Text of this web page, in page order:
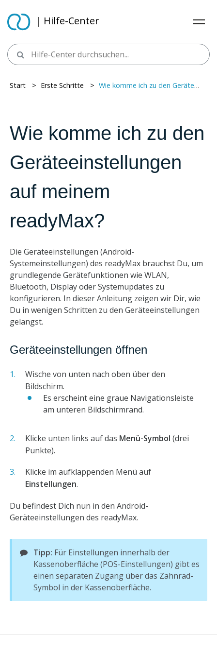
| Hilfe-Center
Start > ​ Erste Schritte > ​ Wie komme ich zu den Geräteeinstellungen auf meinem readyMax?
Wie komme ich zu den
Geräteeinstellungen
auf meinem
readyMax?
Die Geräteeinstellungen (Android-
Systemeinstellungen) des readyMax brauchst Du, um
grundlegende Gerätefunktionen wie WLAN,
Bluetooth, Display oder Systemupdates zu
konfigurieren. In dieser Anleitung zeigen wir Dir, wie
Du in wenigen Schritten zu den Geräteeinstellungen
gelangst.
Geräteeinstellungen öffnen
Wische von unten nach oben über den
Bildschirm.
Es erscheint eine graue Navigationsleiste
am unteren Bildschirmrand.
Klicke unten links auf das Menü-Symbol (drei
Punkte).
Klicke im aufklappenden Menü auf
Einstellungen.
Du befindest Dich nun in den Android-
Geräteeinstellungen des readyMax.
Tipp: Für Einstellungen innerhalb der
Kassenoberfläche (POS-Einstellungen) gibt es
einen separaten Zugang über das Zahnrad-
Symbol in der Kassenoberfläche.